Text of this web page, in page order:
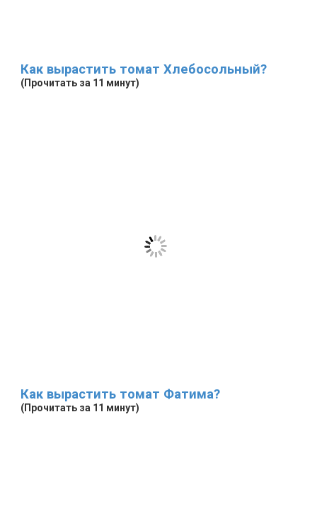
Как вырастить томат Хлебосольный?
(Прочитать за 11 минут)
Как вырастить томат Фатима?
(Прочитать за 11 минут)